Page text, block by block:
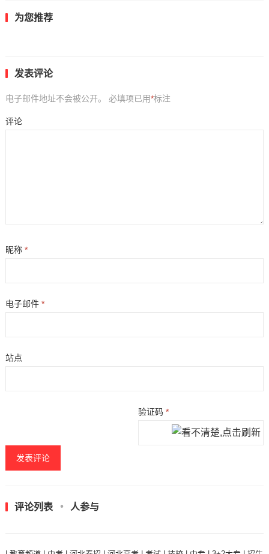
为您推荐
发表评论
电子邮件地址不会被公开。 必填项已用*标注
评论
昵称 *
电子邮件 *
站点
验证码*
评论列表 人参与